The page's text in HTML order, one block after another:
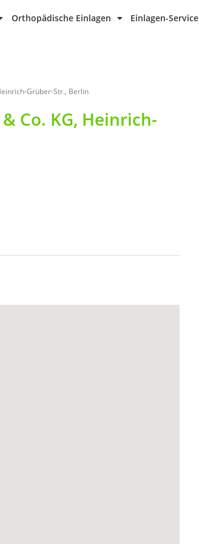
Orthopädische Einlagen Einlagen-Service
Grüber-Str., Berlin
Co. KG, Heinrich-